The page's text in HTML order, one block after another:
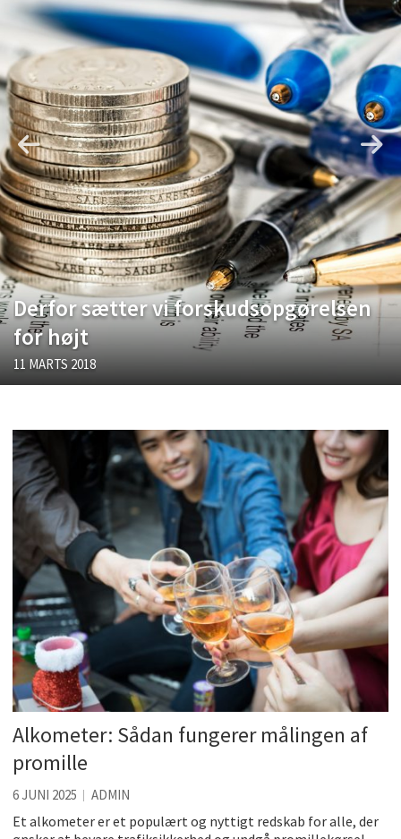
Kølig hvidvin på en varm sommerdag
Få baren hjem til dig
Det er blevet nemmere at spise sund mad ude
De fem bedste brunchsteder på Sjælland
Sjove oplevelsesmuligheder i København
Tilføj det element som gør festen ekstra speciel
Derfor sætter vi forskudsopgørelsen
for højt
11 MARTS 2018
Alkometer: Sådan fungerer målingen af
promille
6 JUNI 2025 ADMIN
Et alkometer er et populært og nyttigt redskab for alle, der